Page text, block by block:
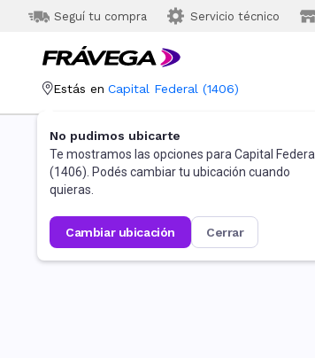
Seguí tu compra Servicio técnico
Estás en Capital Federal (1406)
No pudimos ubicarte
Te mostramos las opciones para Capital Federal
(1406). Podés cambiar tu ubicación cuando
quieras.
cambiar ubicación cerrar